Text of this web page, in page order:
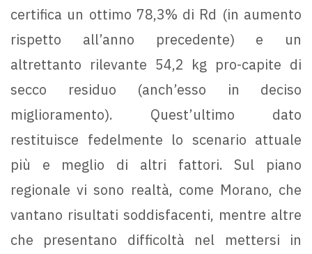
certifica un ottimo 78,3% di Rd (in aumento
rispetto all’anno precedente) e un
altrettanto rilevante 54,2 kg pro-capite di
secco residuo (anch’esso in deciso
miglioramento). Quest’ultimo dato
restituisce fedelmente lo scenario attuale
più e meglio di altri fattori. Sul piano
regionale vi sono realtà, come Morano, che
vantano risultati soddisfacenti, mentre altre
che presentano difficoltà nel mettersi in